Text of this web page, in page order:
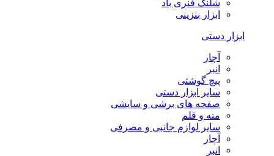
شلنگ فنری باد
ابزار بنزینی
ابزار دستی
آچار
انبر
پیچ گوشتی
سایر ابزار دستی
صفحه های برشی و سایشی
مته و قلم
سایر لوازم جانبی و مصرفی
آچار
انبر